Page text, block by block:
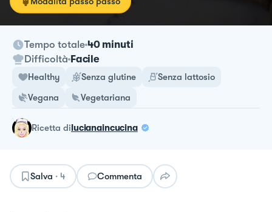
Tempo totale 40 minuti
Difficoltà Facile
Healthy Senza glutine
Senza lattosio
Vegana
Vegetariana
ricetta dilucianaincucina
Salva · 4 Commenta